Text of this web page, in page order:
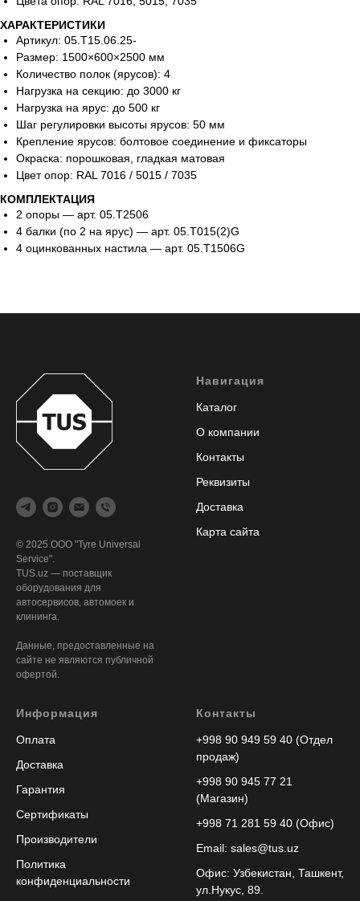
ХАРАКТЕРИСТИКИ
Артикул: 05.Т15.06.25-
Размер: 1500×600×2500 мм
Количество полок (ярусов): 4
Нагрузка на секцию: до 3000 кг
Нагрузка на ярус: до 500 кг
Шаг регулировки высоты ярусов: 50 мм
Крепление ярусов: болтовое соединение и фиксаторы
Окраска: порошковая, гладкая матовая
Цвет опор: RAL 7016 / 5015 / 7035
КОМПЛЕКТАЦИЯ
2 опоры — арт. 05.Т2506
4 балки (по 2 на ярус) — арт. 05.Т015(2)G
4 оцинкованных настила — арт. 05.Т1506G
© 2025 ООО "Tyre Universal
Service".
TUS.uz — поставщик
оборудования для
автосервисов, автомоек и
клининга.
Данные, предоставленные на
сайте не являются публичной
офертой.
Навигация
Каталог
О компании
Контакты
Реквизиты
Доставка
Карта сайта
Информация
Оплата
Доставка
Гарантия
Сертификаты
Производители
Политика
конфиденциальности
Контакты
+998 90 949 59 40 (Отдел
продаж)
+998 90 945 77 21
(Магазин)
+998 71 281 59 40 (Офис)
Email: sales@tus.uz
Офис: Узбекистан, Ташкент,
ул.Нукус, 89.